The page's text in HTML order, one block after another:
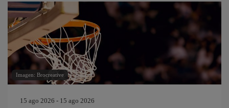
Imagen: Brocreative
15 ago 2026 - 15 ago 2026